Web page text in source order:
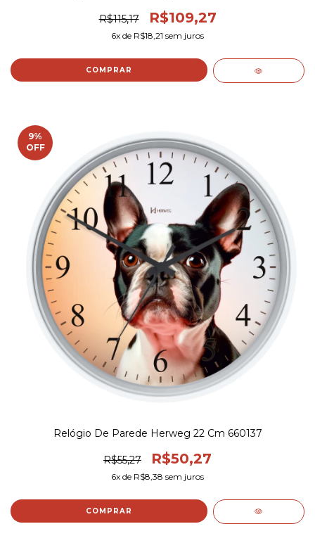
R$115,17 R$109,27
6x de R$18,21 sem juros
COMPRAR
9%
OFF
Relógio De Parede Herweg 22 Cm 660137
R$55,27 R$50,27
6x de R$8,38 sem juros
COMPRAR